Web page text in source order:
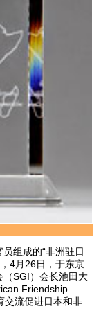
组成的“非洲驻日
4月26日，于东京
SGI）会长池田大
Friendship
交流促进日本和非